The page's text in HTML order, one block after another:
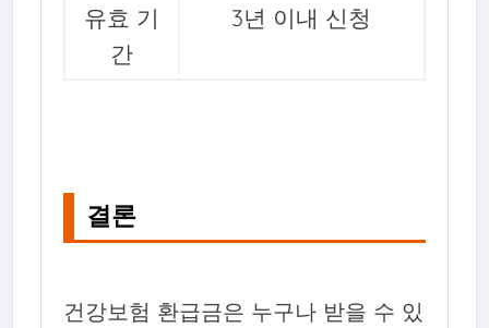
유효 기
간
3년 이내 신청
결론
건강보험 환급금은 누구나 받을 수 있